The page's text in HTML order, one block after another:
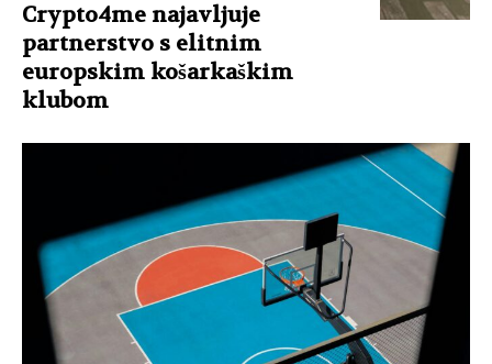
Crypto4me najavljuje
partnerstvo s elitnim
europskim košarkaškim
klubom